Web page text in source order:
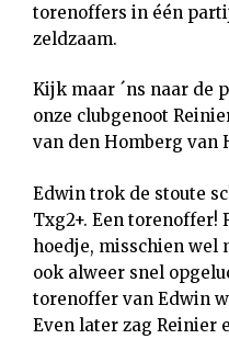
torenoffers in één
zeldzaam.
Kijk maar ´ns naar de
onze clubgenoot
van den Homberg van
Edwin trok de stoute
Txg2+. Een torenoffer!
hoedje, misschien wel
ook alweer snel
torenoffer van Edwin
Even later zag Reinier